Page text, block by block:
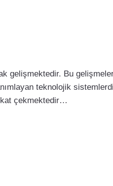
gelişmektedir. Bu
teknolojik
çekmektedir…